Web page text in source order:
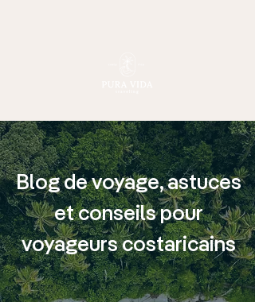
Blog de voyage, astuces
et conseils pour
voyageurs costaricains